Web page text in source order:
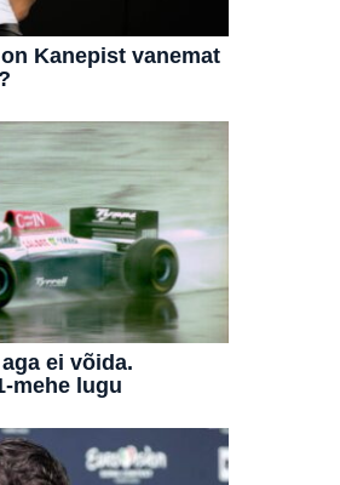
Kanepist vanemat
ei võida.
mehe lugu